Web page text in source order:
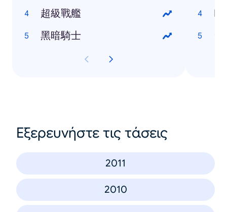
超級戰艦
黑暗騎士
台
Εξερευνήστε τις τάσεις
2011
2010